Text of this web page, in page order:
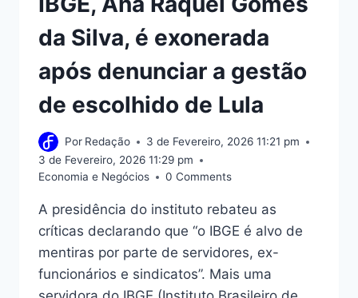
da Silva, é exonerada
após denunciar a gestão
de escolhido de Lula
Por Redação
3 de Fevereiro, 2026 11:21 pm
3 de Fevereiro, 2026 11:29 pm
Economia e Negócios
0 Comments
A presidência do instituto rebateu as
críticas declarando que “o IBGE é alvo de
mentiras por parte de servidores, ex-
funcionários e sindicatos”. Mais uma